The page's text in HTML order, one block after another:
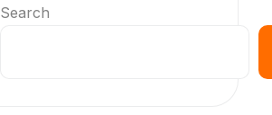
Search